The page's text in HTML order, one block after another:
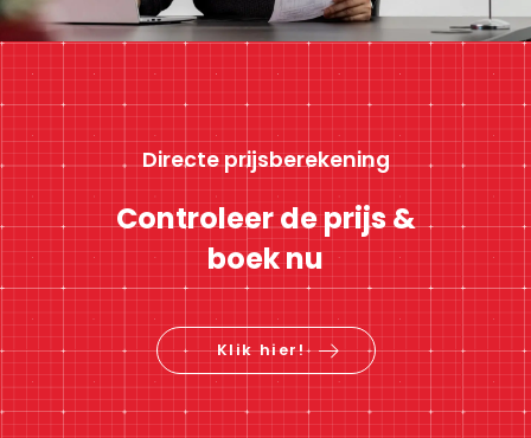
Directe prijsberekening
Controleer de prijs &
boek nu
Klik hier!